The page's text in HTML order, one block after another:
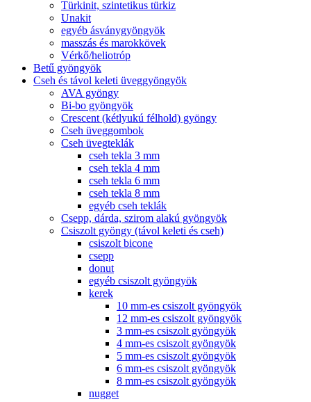
Türkinit, szintetikus türkiz
Unakit
egyéb ásványgyöngyök
masszás és marokkövek
Vérkő/heliotróp
Betű gyöngyök
Cseh és távol keleti üveggyöngyök
AVA gyöngy
Bi-bo gyöngyök
Crescent (kétlyukú félhold) gyöngy
Cseh üveggombok
Cseh üvegteklák
cseh tekla 3 mm
cseh tekla 4 mm
cseh tekla 6 mm
cseh tekla 8 mm
egyéb cseh teklák
Csepp, dárda, szirom alakú gyöngyök
Csiszolt gyöngy (távol keleti és cseh)
csiszolt bicone
csepp
donut
egyéb csiszolt gyöngyök
kerek
10 mm-es csiszolt gyöngyök
12 mm-es csiszolt gyöngyök
3 mm-es csiszolt gyöngyök
4 mm-es csiszolt gyöngyök
5 mm-es csiszolt gyöngyök
6 mm-es csiszolt gyöngyök
8 mm-es csiszolt gyöngyök
nugget